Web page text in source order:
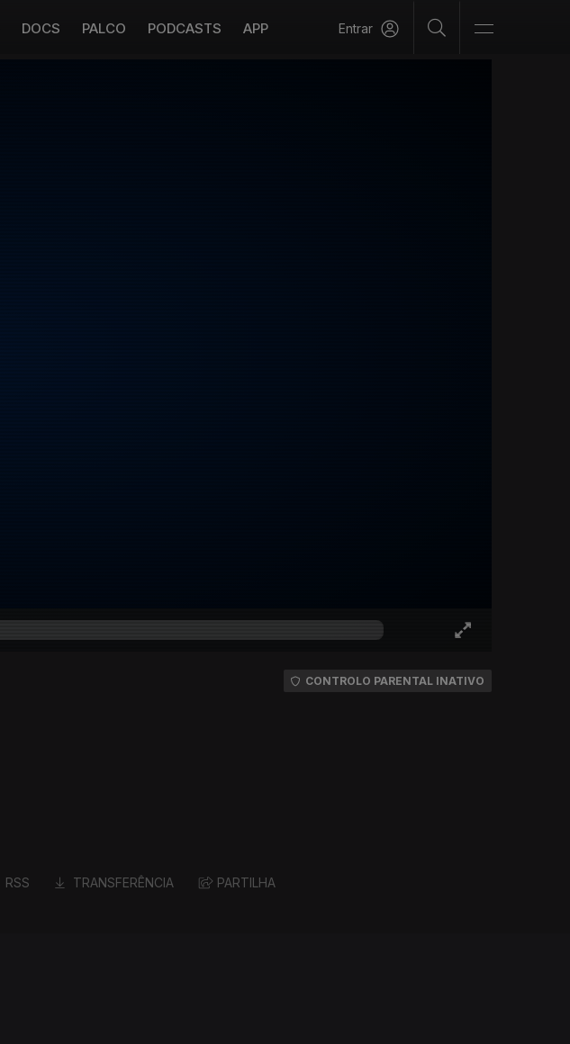
DOCS PALCO PODCASTS APP Entrar
CONTROLO PARENTAL INATIVO
RSS TRANSFERÊNCIA PARTILHA